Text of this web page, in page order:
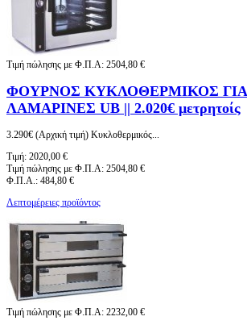
Τιμή πώλησης με Φ.Π.Α: 2504,80 €
ΦΟΥΡΝΟΣ ΚΥΚΛΟΘΕΡΜΙΚΟΣ ΓΙΑ
ΛΑΜΑΡΙΝΕΣ UB || 2.020€ μετρητοίς
3.290€ (Αρχική τιμή) Κυκλοθερμικός...
Τιμή: 2020,00 €
Τιμή πώλησης με Φ.Π.Α: 2504,80 €
Φ.Π.Α.: 484,80 €
Λεπτομέρειες προϊόντος
Τιμή πώλησης με Φ.Π.Α: 2232,00 €